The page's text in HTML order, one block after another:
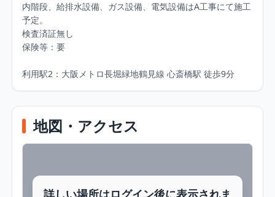
内階段、給排水設備、ガス設備、電気設備はA工事にて施工
予定。
検査済証無し
保険等：要
利用駅2：大阪メトロ長堀緑地鶴見線 心斎橋駅 徒歩9分
地図・アクセス
詳しい場所はログイン後に表示されま